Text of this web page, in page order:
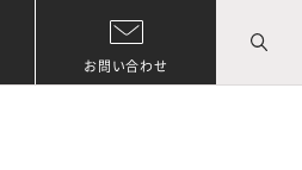
お問い合わせ